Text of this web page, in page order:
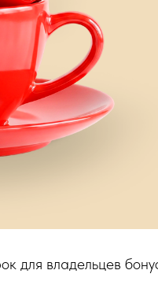
для владельцев